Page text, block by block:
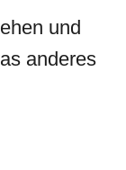
und
anderes